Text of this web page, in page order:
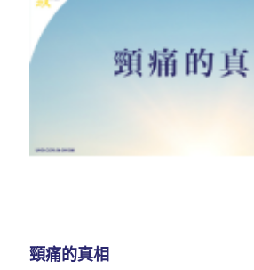
頸痛的真相